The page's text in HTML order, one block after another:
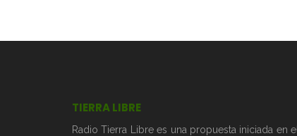
TIERRA LIBRE
Radio Tierra Libre es una propuesta iniciada